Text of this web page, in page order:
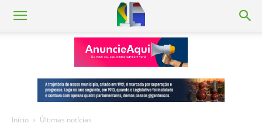
Início Últimas notícias